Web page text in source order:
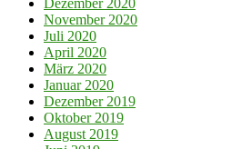
November 2020
Juli 2020
April 2020
März 2020
Januar 2020
Dezember 2019
Oktober 2019
August 2019